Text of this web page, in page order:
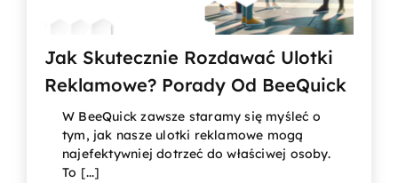
Jak Skutecznie Rozdawać Ulotki
Reklamowe? Porady Od BeeQuick
W BeeQuick zawsze staramy się myśleć o
tym, jak nasze ulotki reklamowe mogą
najefektywniej dotrzeć do właściwej osoby.
To [...]